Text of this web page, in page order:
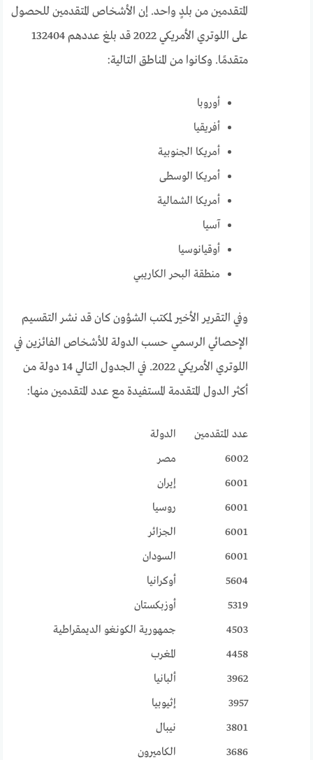
المتقدمين من بلدٍ واحد. إن الأشخاص المتقدمين للحصول
على اللوتري الأمريكي 2022 قد بلغ عددهم
132404
متقدمًا. وكانوا من المناطق التالية:
أوروبا
أفريقيا
أمريكا الجنوبية
أمريكا الوسطى
أمريكا الشمالية
آسيا
أوقيانوسيا
منطقة البحر الكاريبي
وفي التقرير الأخير لمكتب الشؤون كان قد نشر التقسيم
الإحصائي الرسمي حسب الدولة للأشخاص الفائزين في
اللوتري الأمريكي 2022. في الجدول التالي 14 دولة من
أكثر الدول المتقدمة المستفيدة مع عدد المتقدمين منها:
عدد المتقدمين
الدولة
6002
مصر
6001
إيران
6001
روسيا
6001
الجزائر
6001
السودان
5604
أوكرانيا
5319
أوزبكستان
4503
جمهورية الكونغو الديمقراطية
4458
المغرب
3962
ألبانيا
3957
إثيوبيا
3801
نيبال
3686
الكاميرون